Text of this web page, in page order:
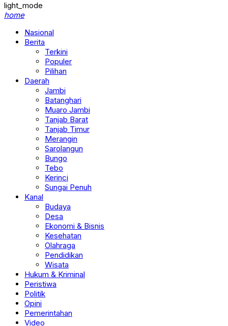
light_mode
home
Nasional
Berita
Terkini
Populer
Pilihan
Daerah
Jambi
Batanghari
Muaro Jambi
Tanjab Barat
Tanjab Timur
Merangin
Sarolangun
Bungo
Tebo
Kerinci
Sungai Penuh
Kanal
Budaya
Desa
Ekonomi & Bisnis
Kesehatan
Olahraga
Pendidikan
Wisata
Hukum & Kriminal
Peristiwa
Politik
Opini
Pemerintahan
Video